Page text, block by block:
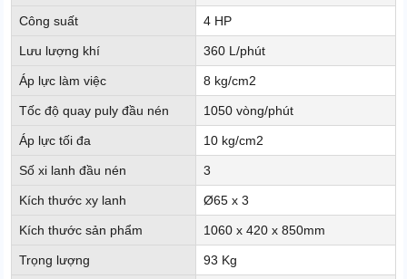
Công suất 4 HP
Lưu lượng khí 360 L/phút
Áp lực làm việc 8 kg/cm2
Tốc độ quay puly đầu nén 1050 vòng/phút
Áp lực tối đa 10 kg/cm2
Số xi lanh đầu nén 3
Kích thước xy lanh Ø65 x 3
Kích thước sản phẩm 1060 x 420 x 850mm
Trọng lượng 93 Kg